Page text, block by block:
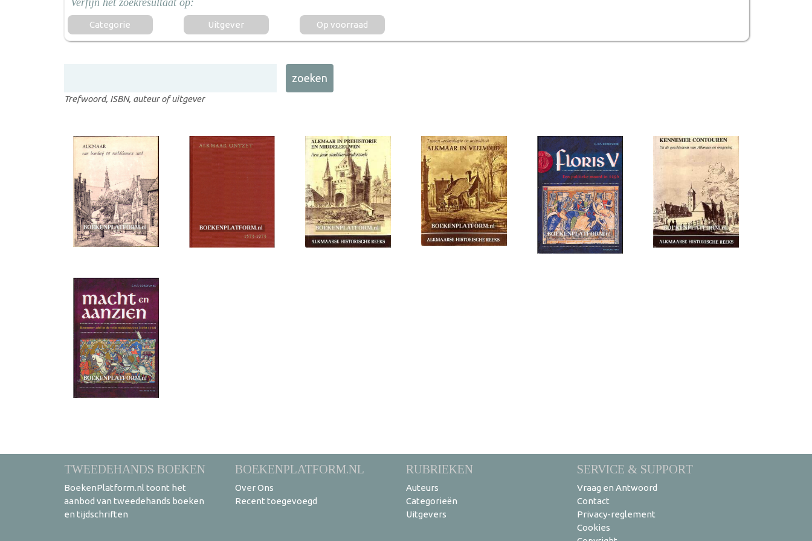
Categorie Uitgever Op voorraad
Trefwoord, ISBN, auteur of uitgever
TWEEDEHANDS BOEKEN
BoekenPlatform.nl toont het
aanbod van tweedehands boeken
en tijdschriften
BOEKENPLATFORM.NL
Over Ons
Recent toegevoegd
RUBRIEKEN
Auteurs
Categorieën
Uitgevers
SERVICE & SUPPORT
Vraag en Antwoord
Contact
Privacy-reglement
Cookies